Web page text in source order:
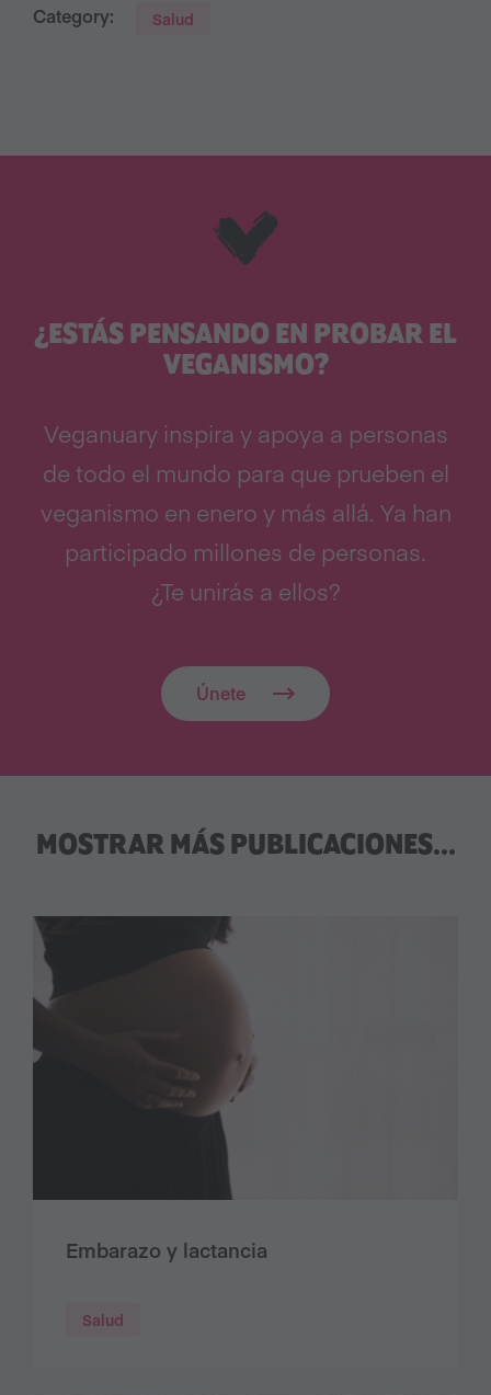
Category: Salud
¿ESTÁS PENSANDO EN PROBAR EL
VEGANISMO?
Veganuary inspira y apoya a personas
de todo el mundo para que prueben el
veganismo en enero y más allá. Ya han
participado millones de personas.
¿Te unirás a ellos?
Únete
MOSTRAR MÁS PUBLICACIONES...
Embarazo y lactancia
Salud